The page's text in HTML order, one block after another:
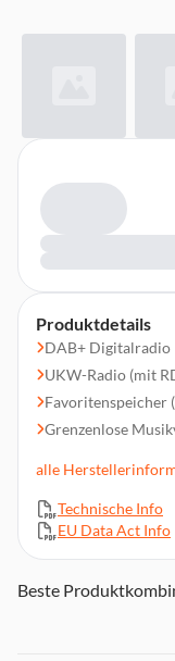
Produktdetails
DAB+ Digitalradio
UKW-Radio (mit
Favoritenspeicher
Grenzenlose
Integrierte WLAN-
Bluetooth-
USB-Schnittstelle
alle
Technische Info
EU Data Act Info
Beste